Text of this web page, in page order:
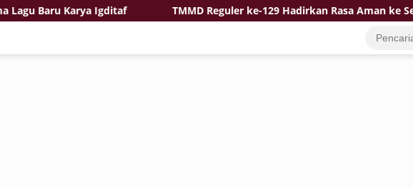
Baru Karya Igditaf TMMD Reguler ke-129 Hadirkan Rasa Aman ke Sekolah